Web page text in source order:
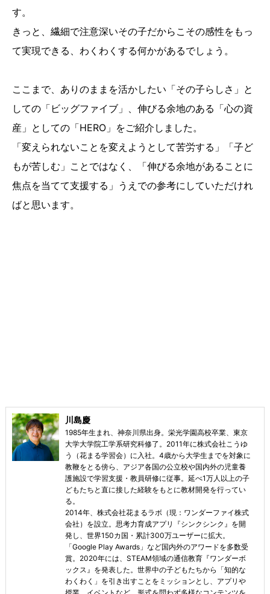
す。
きっと、繊細で注意深いその子だからこその感性をもっ
て実現できる、わくわくする何かがあるでしょう。
ここまで、ありのままを活かしたい「その子らしさ」と
しての「ビッグファイブ」、伸びる余地のある「心の資
産」としての「HERO」をご紹介しました。
「変えられないことを変えようとして苦労する」「子ど
もが苦しむ」ことではなく、「伸びる余地があることに
焦点を当てて支援する」うえでの参考にしていただけれ
ばと思います。
川島慶
1985年生まれ、神奈川県出身。栄光学園高校卒業、東京
大学大学院工学系研究科修了。2011年に株式会社こうゆ
う（花まる学習会）に入社。4歳から大学生までを対象に
教鞭をとる傍ら、アジア各国の公立校や国内外の児童養
護施設で学習支援・教員研修に従事。延べ1万人以上の子
どもたちと直に接した経験をもとに教材開発を行ってい
る。
2014年、株式会社花まるラボ（現：ワンダーファイ株式
会社）を設立。思考力育成アプリ『シンクシンク』を開
発し、世界150カ国・累計300万ユーザーに拡大。
「Google Play Awards」など国内外のアワードを多数受
賞。2020年には、STEAM領域の通信教育『ワンダーボ
ックス』を発表した。世界中の子どもたちから「知的な
わくわく」を引き出すことをミッションとし、アプリや